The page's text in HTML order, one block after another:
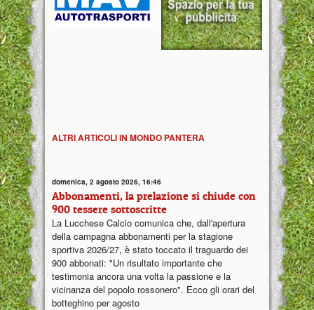
ALTRI ARTICOLI IN MONDO PANTERA
domenica, 2 agosto 2026, 16:46
Abbonamenti, la prelazione si chiude con
900 tessere sottoscritte
La Lucchese Calcio comunica che, dall'apertura
della campagna abbonamenti per la stagione
sportiva 2026/27, è stato toccato il traguardo dei
900 abbonati: "Un risultato importante che
testimonia ancora una volta la passione e la
vicinanza del popolo rossonero". Ecco gli orari del
botteghino per agosto